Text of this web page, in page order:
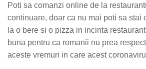
Poti sa comanzi online de la
continuare, doar ca nu mai poti sa stai
la o bere si o pizza in incinta
buna pentru ca romanii nu prea
aceste vremuri in care acest